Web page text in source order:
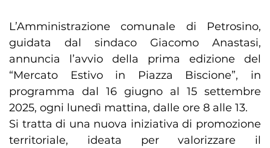
L’Amministrazione comunale di Petrosino,
guidata dal sindaco Giacomo Anastasi,
annuncia l’avvio della prima edizione del
“Mercato Estivo in Piazza Biscione”, in
programma dal 16 giugno al 15 settembre
2025, ogni lunedì mattina, dalle ore 8 alle 13.
Si tratta di una nuova iniziativa di promozione
territoriale, ideata per valorizzare il